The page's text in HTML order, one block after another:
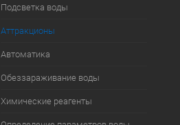
Подсветка воды
Аттракционы
Автоматика
Обеззараживание воды
Химические реагенты